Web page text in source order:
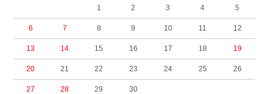
1 2 3 4 5
6 7 8 9 10 11 12
13 14 15 16 17 18 19
20 21 22 23 24 25 26
27 28 29 30